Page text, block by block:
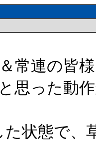
常連の皆
思った動
た状態で、